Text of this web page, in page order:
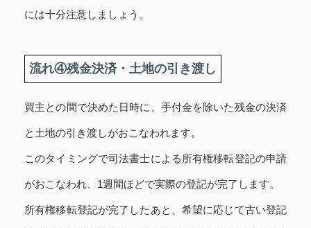
には十分注意しましょう。
流れ④残金決済・土地の引き渡し
買主との間で決めた日時に、手付金を除いた残金の決済
と土地の引き渡しがおこなわれます。
このタイミングで司法書士による所有権移転登記の申請
がおこなわれ、1週間ほどで実際の登記が完了します。
所有権移転登記が完了したあと、希望に応じて古い登記